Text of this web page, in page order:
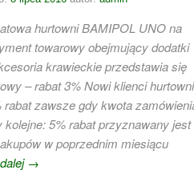
hurtowni BAMIPOL UNO na
towarowy obejmujący dodatki
krawieckie przedstawia się
– rabat 3% Nowi klienci hurtowni
zawsze gdy kwota
5% rabat przyznawany jest
w poprzednim miesiącu
→